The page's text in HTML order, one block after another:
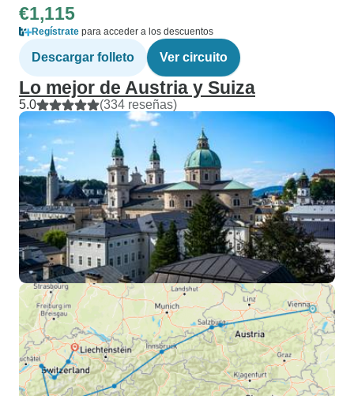
€1,115
Regístrate para acceder a los descuentos
Descargar folleto Ver circuito
Lo mejor de Austria y Suiza
5.0 (334 reseñas)